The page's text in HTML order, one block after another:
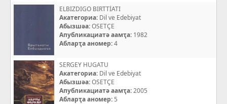
ELBIZDIGO BIRTTİATI
Акатегориа: Dil ve Edebiyat
Абызшәа:OSETÇE
Апубликациатә аамҭа: 1982
Абларҭа аномер:4
SERGEY HUGATU
Акатегориа: Dil ve Edebiyat
Абызшәа:OSETÇE
Апубликациатә аамҭа:2005
Абларҭа аномер: 5